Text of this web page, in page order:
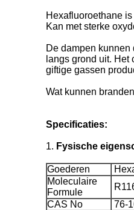
Hexafluoroethane
Kan met sterke
De dampen
langs grond uit.
giftige gassen
Wat kunnen
Specificaties:
1. Fysische
Goederen
Moleculaire
Formule
CAS No
76-